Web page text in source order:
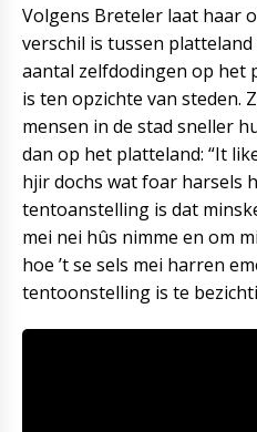
Volgens Breteler laat haar
verschil is tussen
aantal zelfdodingen op het
is ten opzichte van steden.
mensen in de stad sneller
dan op het platteland: “It
hjir dochs wat foar harsels
tentoanstelling is dat
mei nei hûs nimme en om
hoe ’t se sels mei harren
tentoonstelling is te